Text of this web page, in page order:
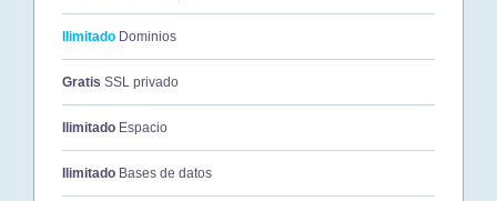
Ilimitado Dominios
Gratis SSL privado
Ilimitado Espacio
Ilimitado Bases de datos